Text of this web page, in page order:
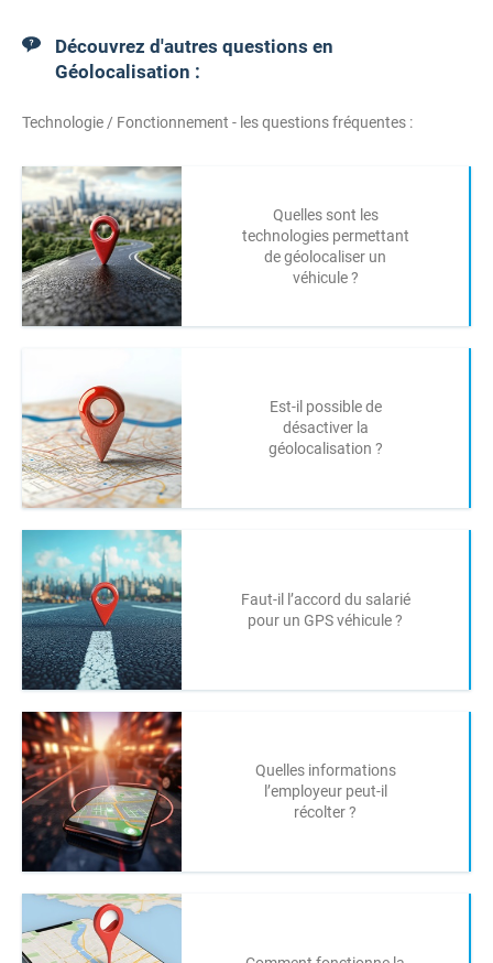
Découvrez d'autres questions en
Géolocalisation :
Technologie / Fonctionnement - les questions fréquentes :
Quelles sont les
technologies permettant
de géolocaliser un
véhicule ?
Est-il possible de
désactiver la
géolocalisation ?
Faut-il l’accord du salarié
pour un GPS véhicule ?
Quelles informations
l’employeur peut-il
récolter ?